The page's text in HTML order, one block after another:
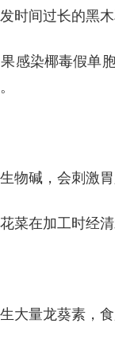
时间过长的黑木
感染椰毒假单
物碱，会刺激
菜在加工时经
大量龙葵素，